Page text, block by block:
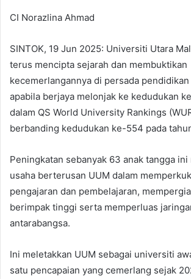
CI Norazlina Ahmad
SINTOK, 19 Jun 2025: Universiti Utara
terus mencipta sejarah dan membuktikan
kecemerlangannya di persada
apabila berjaya melonjak ke kedudukan
dalam QS World University Rankings
berbanding kedudukan ke-554 pada
Peningkatan sebanyak 63 anak tangga
usaha berterusan UUM dalam
pengajaran dan pembelajaran,
berimpak tinggi serta memperluas
antarabangsa.
Ini meletakkan UUM sebagai universiti
satu pencapaian yang cemerlang sejak